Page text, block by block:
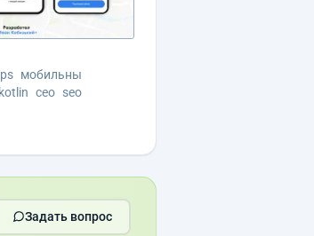
мобильны
kotlin сео seo
Задать вопрос